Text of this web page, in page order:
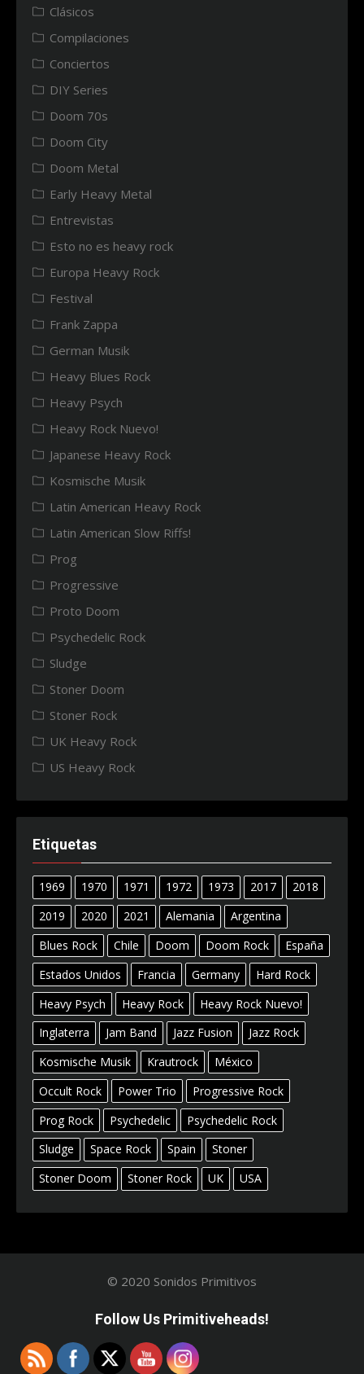
Clásicos
Compilaciones
Conciertos
DIY Series
Doom 70s
Doom City
Doom Metal
Early Heavy Metal
Entrevistas
Esto no es heavy rock
Europa Heavy Rock
Festival
Frank Zappa
German Musik
Heavy Blues Rock
Heavy Psych
Heavy Rock Nuevo!
Japanese Heavy Rock
Kosmische Musik
Latin American Heavy Rock
Latin American Slow Riffs!
Prog
Progressive
Proto Doom
Psychedelic Rock
Sludge
Stoner Doom
Stoner Rock
UK Heavy Rock
US Heavy Rock
Etiquetas
1969 1970 1971 1972 1973 2017
2018
2019
2020 2021 Alemania
Argentina
Blues Rock
Chile Doom Doom Rock
España
Estados Unidos
Francia Germany
Hard Rock
Heavy Psych
Heavy Rock
Heavy Rock Nuevo!
Inglaterra
Jam Band Jazz Fusion
Jazz Rock
Kosmische Musik
Krautrock
México
Occult Rock
Power Trio
Progressive Rock
Prog Rock
Psychedelic
Psychedelic Rock
Sludge
Space Rock Spain
Stoner
Stoner Doom
Stoner Rock UK USA
© 2020 Sonidos Primitivos
Follow Us Primitiveheads!